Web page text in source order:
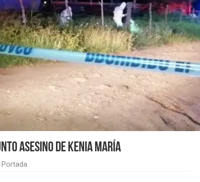
asesino de Kenia María
Portada